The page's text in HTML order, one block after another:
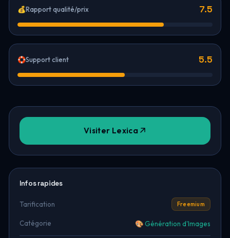
💰Rapport qualité/prix 7.5
🛟Support client 5.5
Visiter Lexica
Infos rapides
Tarification Freemium
Catégorie 🎨 Génération d'Images